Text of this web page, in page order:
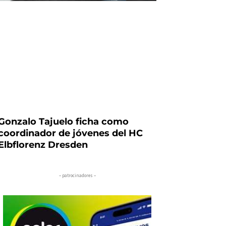
Tajuelo ficha como
de jóvenes del HC
Dresden
– patrocinadores –